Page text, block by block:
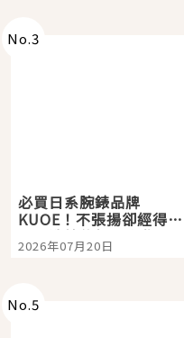
No.3
必買日系腕錶品牌
KUOE！不張揚卻經得起
時間洗鍊的經典之作五
選
2026年07月20日
No.5